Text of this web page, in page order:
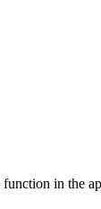
function in the